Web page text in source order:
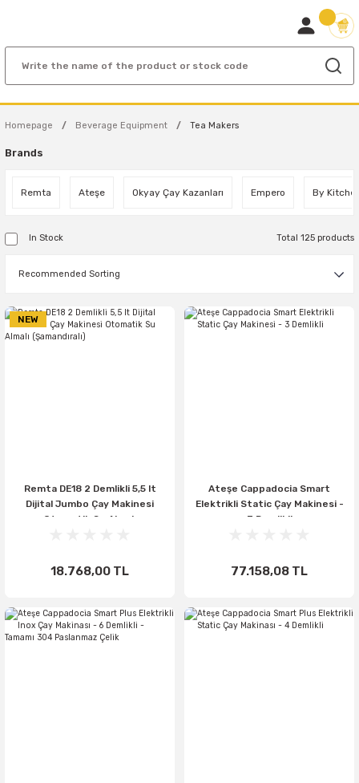
Homepage Beverage Equipment Tea Makers
Brands
Remta Ateşe Okyay Çay Kazanları Empero By
In Stock Total 125 products
NEW
Remta DE18 2 Demlikli 5,5 lt
Dijital Jumbo Çay Makinesi
Otomatik Su Almalı
18.768,00 TL
Ateşe Cappadocia Smart
Elektrikli Static Çay Makinesi -
3 Demlikli
77.158,08 TL